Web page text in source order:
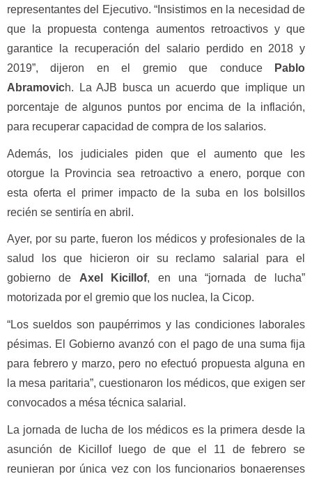
representantes del Ejecutivo. “Insistimos en la necesidad de
que la propuesta contenga aumentos retroactivos y que
garantice la recuperación del salario perdido en 2018 y
2019”, dijeron en el gremio que conduce
Pablo
Abramovich. La AJB busca un acuerdo que implique un
porcentaje de algunos puntos por encima de la inflación,
para recuperar capacidad de compra de los salarios.
Además, los judiciales piden que el aumento que les
otorgue la Provincia sea retroactivo a enero, porque con
esta oferta el primer impacto de la suba en los bolsillos
recién se sentiría en abril.
Ayer, por su parte, fueron los médicos y profesionales de la
salud los que hicieron oir su reclamo salarial para el
gobierno de Axel Kicillof, en una “jornada de lucha”
motorizada por el gremio que los nuclea, la Cicop.
“Los sueldos son paupérrimos y las condiciones laborales
pésimas. El Gobierno avanzó con el pago de una suma fija
para febrero y marzo, pero no efectuó propuesta alguna en
la mesa paritaria”, cuestionaron los médicos, que exigen ser
convocados a mésa técnica salarial.
La jornada de lucha de los médicos es la primera desde la
asunción de Kicillof luego de que el 11 de febrero se
reunieran por única vez con los funcionarios bonaerenses